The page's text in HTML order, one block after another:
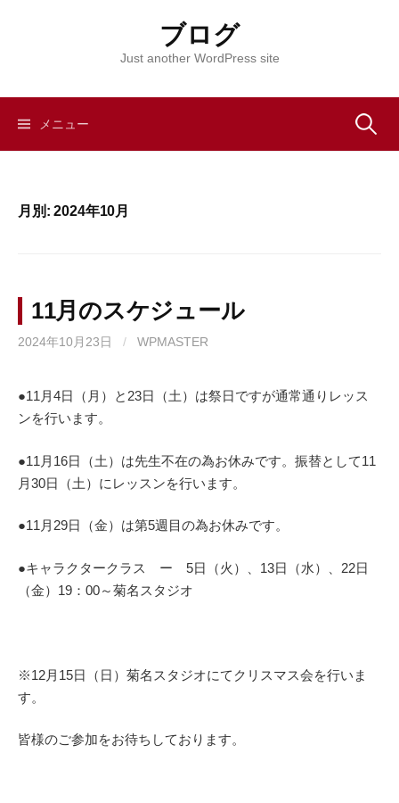
ツ
ブログ
Just another WordPress site
メニュー 検
月別: 2024年10月
11月のスケジュール
2024年10月23日 / WPMASTER
●11月4日（月）と23日（土）は祭日ですが通常通りレッス
ンを行います。
●11月16日（土）は先生不在の為お休みです。振替として11
月30日（土）にレッスンを行います。
●11月29日（金）は第5週目の為お休みです。
●キャラクタークラス ー 5日（火）、13日（水）、22日
（金）19：00～菊名スタジオ
※12月15日（日）菊名スタジオにてクリスマス会を行いま
す。
皆様のご参加をお待ちしております。